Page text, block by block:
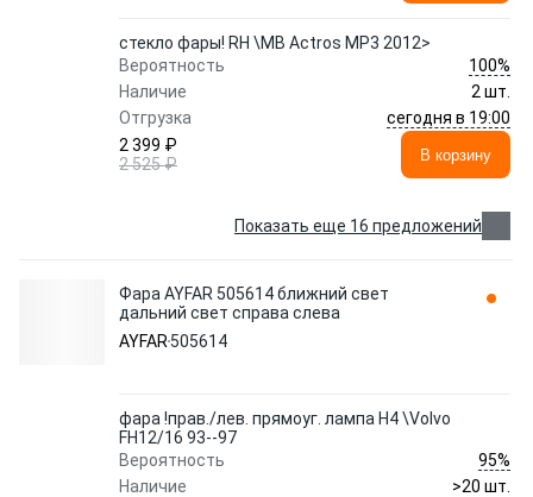
стекло фары! RH \MB Actros MP3 2012>
Вероятность
100%
Наличие
2 шт.
Отгрузка
сегодня в 19:00
2 399 ₽
2 525 ₽
В корзину
Показать еще 16 предложений
Фара AYFAR 505614 ближний свет
дальний свет справа слева
AYFAR 505614
фара !прав./лев. прямоуг. лампа H4 \Volvo
FH12/16 93--97
Вероятность
95%
Наличие
>20 шт.